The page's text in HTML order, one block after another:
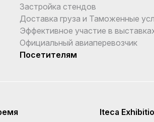
Застройка стендов
Доставка груза и Таможенные
Эффективное участие в
Официальный авиаперевозчик
Посетителям
Iteca